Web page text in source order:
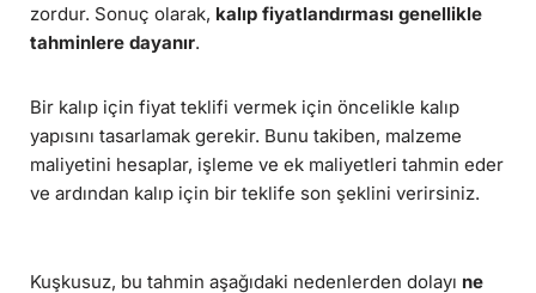
zordur. Sonuç olarak, kalıp fiyatlandırması genellikle
tahminlere dayanır.
Bir kalıp için fiyat teklifi vermek için öncelikle kalıp
yapısını tasarlamak gerekir. Bunu takiben, malzeme
maliyetini hesaplar, işleme ve ek maliyetleri tahmin eder
ve ardından kalıp için bir teklife son şeklini verirsiniz.
Kuşkusuz, bu tahmin aşağıdaki nedenlerden dolayı ne